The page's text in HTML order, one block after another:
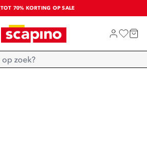
TOT 70% KORTING OP SALE
SALE: LAATSTE KANS!
SHOP NIEUW
Home